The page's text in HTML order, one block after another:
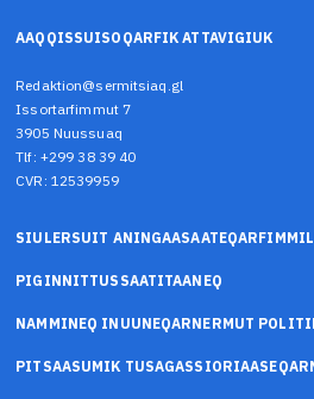
AAQQISSUISOQARFIK ATTAVIGIUK
Redaktion@sermitsiaq.gl
Issortarfimmut 7
3905 Nuussuaq
Tlf: +299 38 39 40
CVR: 12539959
SIULERSUIT
PIGINNITTUSSAATITAANEQ
NAMMINEQ INUUNEQARNERMUT
PITSAASUMIK